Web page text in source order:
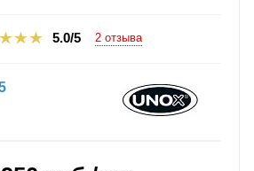
5.0/5 2 отзыва